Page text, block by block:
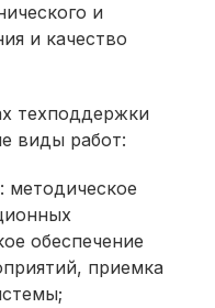
и
и качество
техподдержки
виды работ:
методическое
обеспечение
приемка